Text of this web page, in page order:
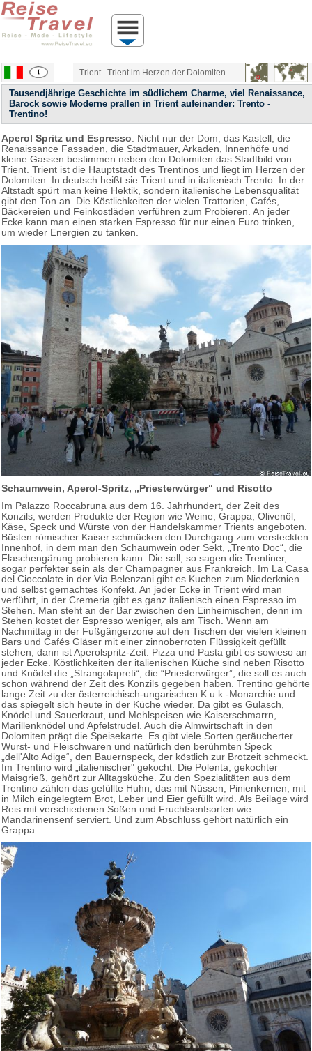
Trient Trient im Herzen der Dolomiten
Tausendjährige Geschichte im südlichem Charme, viel Renaissance,
Barock sowie Moderne prallen in Trient aufeinander: Trento -
Trentino!
Aperol Spritz und Espresso: Nicht nur der Dom, das Kastell, die
Renaissance Fassaden, die Stadtmauer, Arkaden, Innenhöfe und
kleine Gassen bestimmen neben den Dolomiten das Stadtbild von
Trient. Trient ist die Hauptstadt des Trentinos und liegt im Herzen der
Dolomiten. In deutsch heißt sie Trient und in italienisch Trento. In der
Altstadt spürt man keine Hektik, sondern italienische Lebensqualität
gibt den Ton an. Die Köstlichkeiten der vielen Trattorien, Cafés,
Bäckereien und Feinkostläden verführen zum Probieren. An jeder
Ecke kann man einen starken Espresso für nur einen Euro trinken,
um wieder Energien zu tanken.
Schaumwein, Aperol-Spritz, „Priesterwürger“ und Risotto
Im Palazzo Roccabruna aus dem 16. Jahrhundert, der Zeit des
Konzils, werden Produkte der Region wie Weine, Grappa, Olivenöl,
Käse, Speck und Würste von der Handelskammer Trients angeboten.
Büsten römischer Kaiser schmücken den Durchgang zum versteckten
Innenhof, in dem man den Schaumwein oder Sekt, „Trento Doc“, die
Flaschengärung probieren kann. Die soll, so sagen die Trentiner,
sogar perfekter sein als der Champagner aus Frankreich. Im La Casa
del Cioccolate in der Via Belenzani gibt es Kuchen zum Niederknien
und selbst gemachtes Konfekt. An jeder Ecke in Trient wird man
verführt, in der Cremeria gibt es ganz italienisch einen Espresso im
Stehen. Man steht an der Bar zwischen den Einheimischen, denn im
Stehen kostet der Espresso weniger, als am Tisch. Wenn am
Nachmittag in der Fußgängerzone auf den Tischen der vielen kleinen
Bars und Cafés Gläser mit einer zinnoberroten Flüssigkeit gefüllt
stehen, dann ist Aperolspritz-Zeit. Pizza und Pasta gibt es sowieso an
jeder Ecke. Köstlichkeiten der italienischen Küche sind neben Risotto
und Knödel die „Strangolapreti“, die “Priesterwürger”, die soll es auch
schon während der Zeit des Konzils gegeben haben. Trentino gehörte
lange Zeit zu der österreichisch-ungarischen K.u.k.-Monarchie und
das spiegelt sich heute in der Küche wieder. Da gibt es Gulasch,
Knödel und Sauerkraut, und Mehlspeisen wie Kaiserschmarrn,
Marillenknödel und Apfelstrudel. Auch die Almwirtschaft in den
Dolomiten prägt die Speisekarte. Es gibt viele Sorten geräucherter
Wurst- und Fleischwaren und natürlich den berühmten Speck
„dell'Alto Adige“, den Bauernspeck, der köstlich zur Brotzeit schmeckt.
Im Trentino wird „italienischer" gekocht. Die Polenta, gekochter
Maisgrieß, gehört zur Alltagsküche. Zu den Spezialitäten aus dem
Trentino zählen das gefüllte Huhn, das mit Nüssen, Pinienkernen, mit
in Milch eingelegtem Brot, Leber und Eier gefüllt wird. Als Beilage wird
Reis mit verschiedenen Soßen und Fruchtsenfsorten wie
Mandarinensenf serviert. Und zum Abschluss gehört natürlich ein
Grappa.